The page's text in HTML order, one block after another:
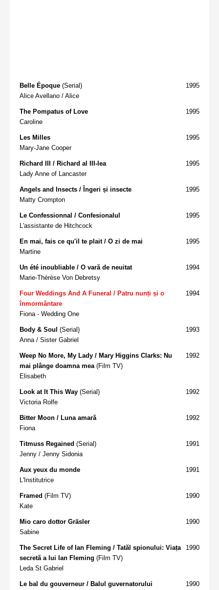
1995
Belle Époque (Serial)
Alice Avellano / Alice
1995
The Pompatus of Love
Caroline
1995
Les Milles
Mary-Jane Cooper
1995
Richard III / Richard al III-lea
Lady Anne of Lancaster
1995
Angels and Insects / Îngeri și insecte
Matty Crompton
1995
Le Confessionnal / Confesionalul
L'assistante de Hitchcock
1995
En mai, fais ce qu'il te plait / O zi de mai
Martine
1994
Un été inoubliable / O vară de neuitat
Marie-Thérèse Von Debretsy
1994
Four Weddings And A Funeral / Patru nunți și o
înmormântare
Fiona - Wedding One
1993
Body & Soul (Serial)
Anna / Sister Gabriel
1992
Weep No More, My Lady / Mary Higgins Clarks: Nu
mai plânge doamna mea (Film TV)
Elisabeth
1992
Look at It This Way (Serial)
Victoria Rolfe
1992
Bitter Moon / Luna amară
Fiona
1991
Titmuss Regained (Serial)
Jenny / Jenny Sidonia
1991
Aux yeux du monde
L'Institutrice
1990
Framed (Film TV)
Kate
1990
Mio caro dottor Gräsler
Sabine
1990
The Secret Life of Ian Fleming / Tatăl spionului: Viața
secretă a lui Ian Fleming (Film TV)
Leda St Gabriel
1990
Le bal du gouverneur / Balul guvernatorului